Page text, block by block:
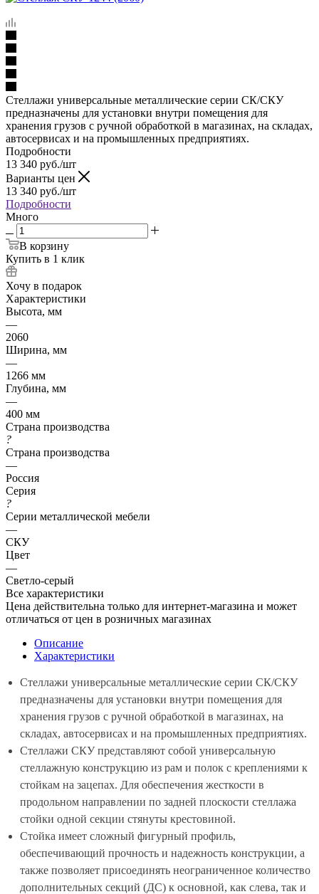
Стеллажи универсальные металлические серии СК/СКУ
предназначены для установки внутри помещения для
хранения грузов с ручной обработкой в магазинах, на складах,
автосервисах и на промышленных предприятиях.
Подробности
13 340 руб./шт
Варианты цен
13 340 руб./шт
Подробности
Много
В корзину
Купить в 1 клик
Хочу в подарок
Характеристики
Высота, мм
—
2060
Ширина, мм
—
1266 мм
Глубина, мм
—
400 мм
Страна производства
?
Страна производства
—
Россия
Серия
?
Серии металлической мебели
—
СКУ
Цвет
—
Светло-серый
Все характеристики
Цена действительна только для интернет-магазина и может
отличаться от цен в розничных магазинах
Описание
Характеристики
Стеллажи универсальные металлические серии СК/СКУ
предназначены для установки внутри помещения для
хранения грузов с ручной обработкой в магазинах, на
складах, автосервисах и на промышленных предприятиях.
Стеллажи СКУ представляют собой универсальную
стеллажную конструкцию из рам и полок с креплениями к
стойкам на зацепах. Для обеспечения жесткости в
продольном направлении по задней плоскости стеллажа
стойки одной секции стянуты крестовиной.
Стойка имеет сложный фигурный профиль,
обеспечивающий прочность и надежность конструкции, а
также позволяет присоединять неограниченное количество
дополнительных секций (ДС) к основной, как слева, так и